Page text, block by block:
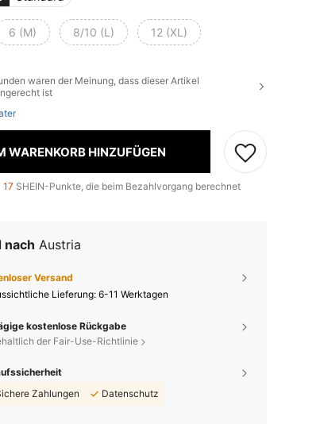
6 (M) 8/10 (L) 12 (XL)
waren der Meinung, dass dieser Artikel
ist
WARENKORB HINZUFÜGEN
17 SHEIN-Punkte, die beim Bezahlvorgang berechnet
nach Austria
Versand
Lieferung:6-11 Werktagen
kostenlose Rückgabe
der Fair-Use-Richtlinie
Zahlungen
Datenschutz